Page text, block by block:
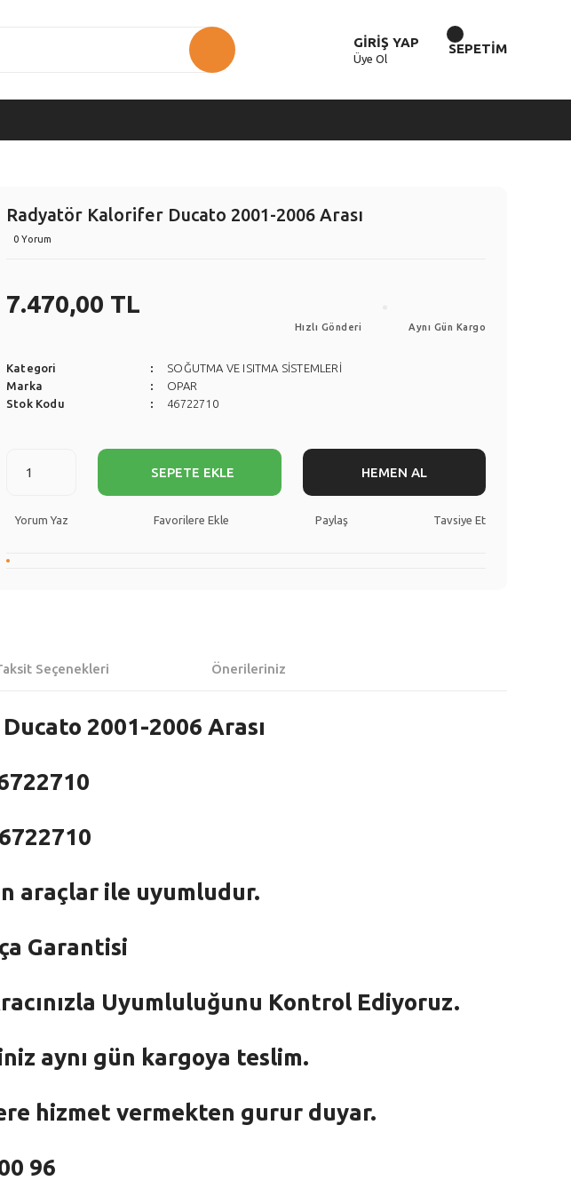
GİRİŞ YAP
Üye Ol
SEPETİM
Radyatör Kalorifer Ducato 2001-2006 Arası
0 Yorum
7.470,00 TL
Hızlı Gönderi Aynı Gün Kargo
Kategori
SOĞUTMA VE ISITMA SİSTEMLERİ
Marka
OPAR
Stok Kodu
46722710
SEPETE EKLE HEMEN AL
Yorum Yaz Paylaş Tavsiye Et
Seçenekleri Önerileriniz
2001-2006 Arası
araçlar ile uyumludur.
Garantisi
Uyumluluğunu Kontrol Ediyoruz.
aynı gün kargoya teslim.
hizmet vermekten gurur duyar.
96